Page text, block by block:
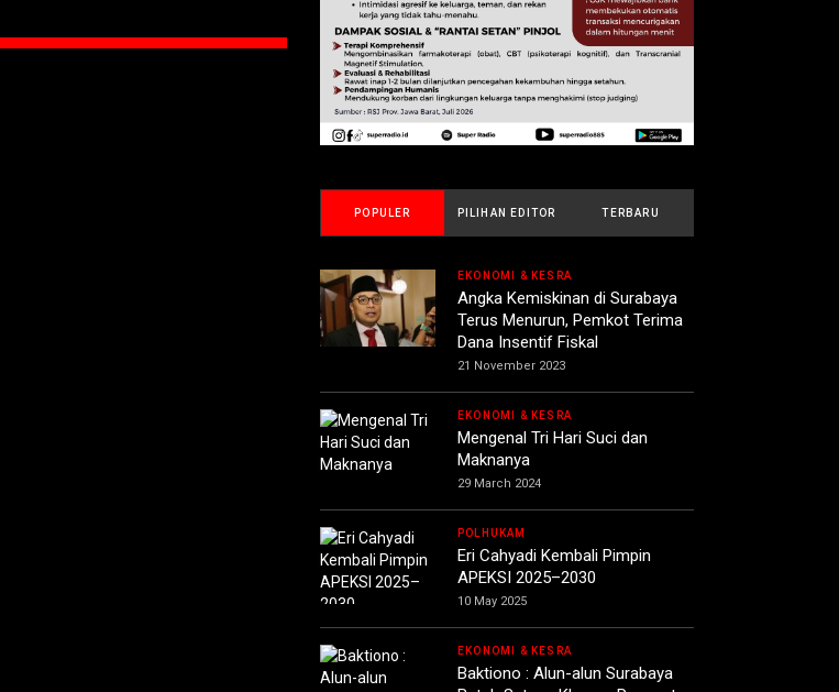
POPULER PILIHAN EDITOR TERBARU
EKONOMI & KESRA
Angka Kemiskinan di Surabaya
Terus Menurun, Pemkot Terima
Dana Insentif Fiskal
21 November 2023
EKONOMI & KESRA
Mengenal Tri Hari Suci dan
Maknanya
29 March 2024
POLHUKAM
Eri Cahyadi Kembali Pimpin
APEKSI 2025–2030
10 May 2025
EKONOMI & KESRA
Baktiono : Alun-alun Surabaya